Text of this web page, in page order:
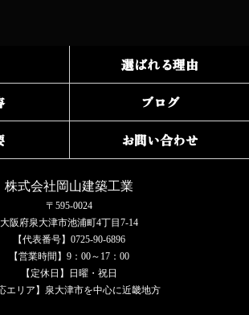
選ばれる理由
ブログ
お問い合わせ
株式会社岡山建築工業
〒595-0024
大阪府泉大津市池浦町4丁目7-14
【代表番号】0725-90-6896
【営業時間】9：00～17：00
【定休日】日曜・祝日
エリア】泉大津市を中心に近畿地方